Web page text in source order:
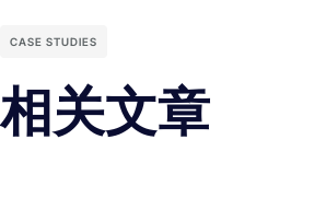
CASE STUDIES
相关文章